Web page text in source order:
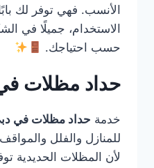
الأنسب. فهي توفر لك
الاستخدام، جميلًا في
حسب احتياجك.
حداد مظلات
خدمة حداد مظلات في
للمنازل والفلل
لأن المظلات الحديدية